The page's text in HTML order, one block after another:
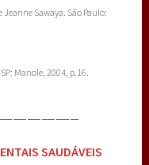
Sawaya. São Paulo:
SP: Manole, 2004, p.16.
SAUDÁVEIS